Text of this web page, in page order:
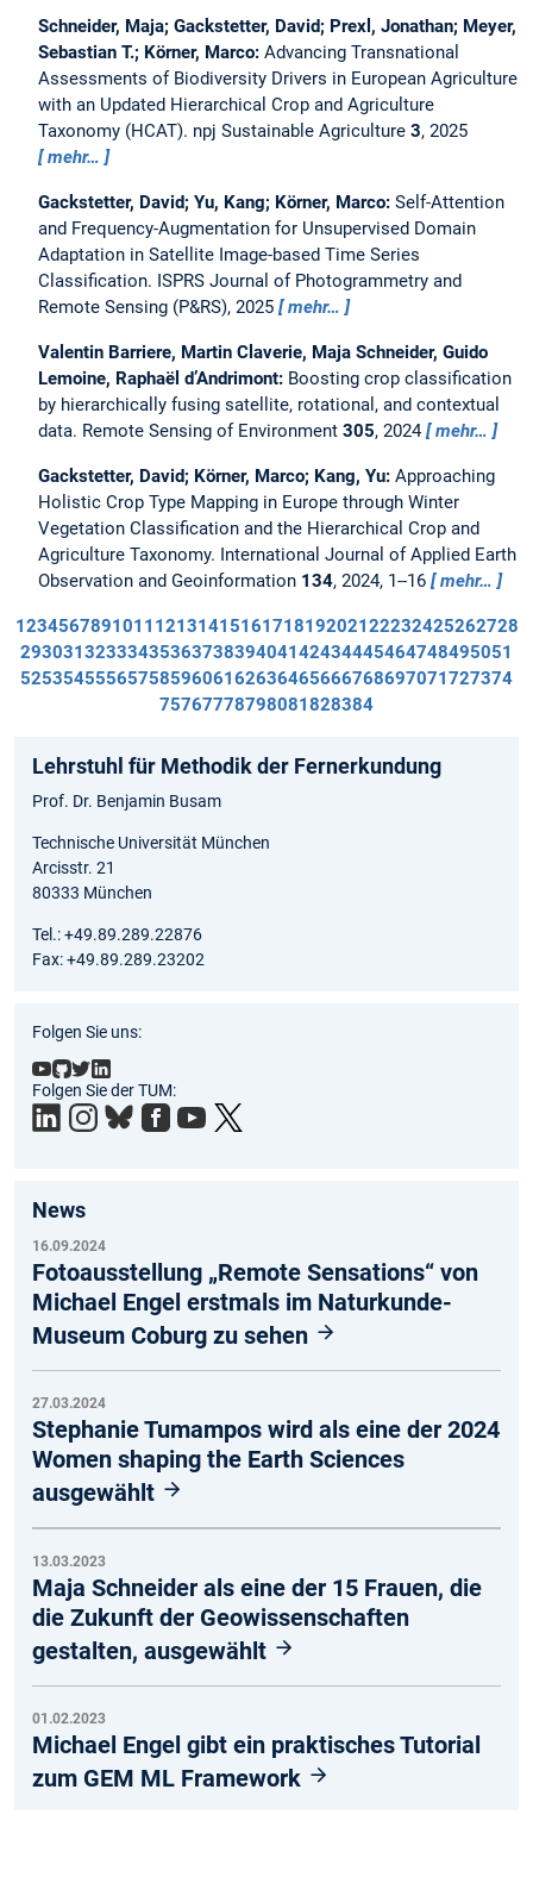
Schneider, Maja; Gackstetter, David; Prexl, Jonathan; Meyer,
Sebastian T.; Körner, Marco: Advancing Transnational
Assessments of Biodiversity Drivers in European Agriculture
with an Updated Hierarchical Crop and Agriculture
Taxonomy (HCAT). npj Sustainable Agriculture 3, 2025
mehr…
Gackstetter, David; Yu, Kang; Körner, Marco: Self-Attention
and Frequency-Augmentation for Unsupervised Domain
Adaptation in Satellite Image-based Time Series
Classification. ISPRS Journal of Photogrammetry and
Remote Sensing (P&RS), 2025
mehr…
Valentin Barriere, Martin Claverie, Maja Schneider, Guido
Lemoine, Raphaël d’Andrimont: Boosting crop classification
by hierarchically fusing satellite, rotational, and contextual
data. Remote Sensing of Environment 305, 2024 mehr…
Gackstetter, David; Körner, Marco; Kang, Yu: Approaching
Holistic Crop Type Mapping in Europe through Winter
Vegetation Classification and the Hierarchical Crop and
Agriculture Taxonomy. International Journal of Applied Earth
Observation and Geoinformation 134, 2024, 1--16 mehr…
1234567891011 1213141516171819202122232425262728
2930313233343536373839404142434445464748495051
5253545556575859606162636465666768697071727374
75767778798081828384
Lehrstuhl für Methodik der Fernerkundung
Prof. Dr. Benjamin Busam
Technische Universität München
Arcisstr. 21
80333 München
Tel.: +49.89.289.22876
Fax: +49.89.289.23202
Folgen Sie uns:
Folgen Sie der TUM:
News
16.09.2024
Fotoausstellung „Remote Sensations“ von
Michael Engel erstmals im Naturkunde-
Museum Coburg zu sehen
27.03.2024
Stephanie Tumampos wird als eine der 2024
Women shaping the Earth Sciences
ausgewählt
13.03.2023
Maja Schneider als eine der 15 Frauen, die
die Zukunft der Geowissenschaften
gestalten, ausgewählt
01.02.2023
Michael Engel gibt ein praktisches Tutorial
zum GEM ML Framework